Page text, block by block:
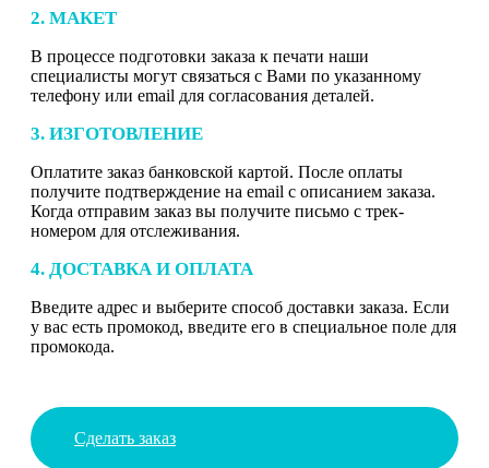
2. МАКЕТ
В процессе подготовки заказа к печати наши
специалисты могут связаться с Вами по указанному
телефону или email для согласования деталей.
3. ИЗГОТОВЛЕНИЕ
Оплатите заказ банковской картой. После оплаты
получите подтверждение на email с описанием заказа.
Когда отправим заказ вы получите письмо с трек-
номером для отслеживания.
4. ДОСТАВКА И ОПЛАТА
Введите адрес и выберите способ доставки заказа. Если
у вас есть промокод, введите его в специальное поле для
промокода.
Сделать заказ